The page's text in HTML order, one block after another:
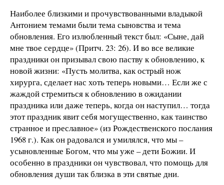
Наиболее близкими и прочувствованными владыкой
Антонием темами были тема сыновства и тема
обновления. Его излюбленный текст был: «Сыне, дай
мне твое сердце» (Притч. 23: 26). И во все великие
праздники он призывал свою паству к обновлению, к
новой жизни: «Пусть молитва, как острый нож
хирурга, сделает нас хоть теперь новыми… Если же с
жаждой стремиться к обновлению в ожидании
праздника или даже теперь, когда он наступил… тогда
этот праздник явит себя могущественно, как таинство
странное и преславное» (из Рождественского послания
1968 г.). Как он радовался и умилялся, что мы –
усыновленные Богом, что мы уже – дети Божии. И
особенно в праздники он чувствовал, что помощь для
обновления души так близка в эти святые дни.